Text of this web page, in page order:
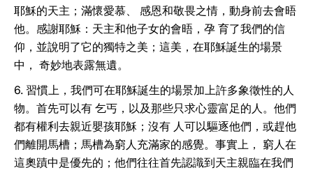
耶穌的天主；滿懷愛慕、 感恩和敬畏之情，動身前去會晤
他。感謝耶穌：天主和他子女的會晤，孕 育了我們的信
仰，並說明了它的獨特之美；這美，在耶穌誕生的場景
中， 奇妙地表露無遺。
6. 習慣上，我們可在耶穌誕生的場景加上許多象徵性的人
物。首先可以有 乞丐，以及那些只求心靈富足的人。他們
都有權利去親近嬰孩耶穌；沒有 人可以驅逐他們，或趕他
們離開馬槽；馬槽為窮人充滿家的感覺。事實上， 窮人在
這奧蹟中是優先的；他們往往首先認識到天主親臨在我們